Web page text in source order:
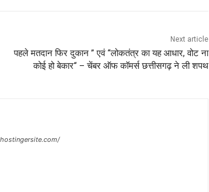
Next article
पहले मतदान फिर दुकान ” एवं ‘‘लोकतंत्र का यह आधार, वोट ना
कोई हो बेकार‘‘ – चेंबर ऑफ कॉमर्स छत्तीसगढ़ ने ली शपथ